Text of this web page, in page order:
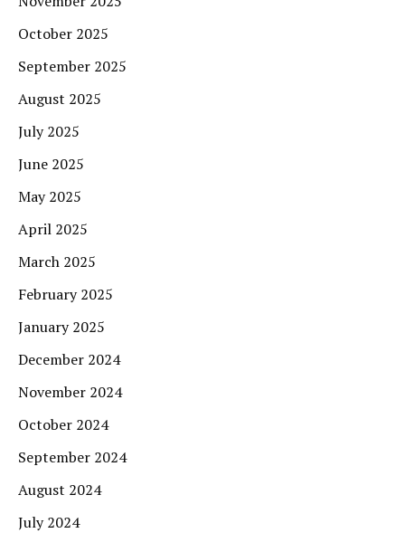
October 2025
September 2025
August 2025
July 2025
June 2025
May 2025
April 2025
March 2025
February 2025
January 2025
December 2024
November 2024
October 2024
September 2024
August 2024
July 2024